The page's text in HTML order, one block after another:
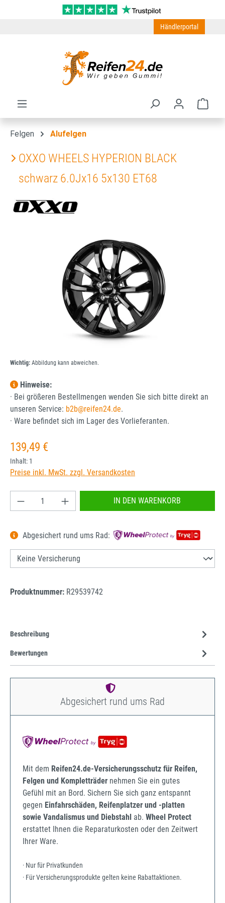
Zum Hauptinhalt springen
Händlerportal
Felgen Alufelgen
OXXO WHEELS HYPERION BLACK
schwarz 6.0Jx16 5x130 ET68
Bildergalerie überspringen
Wichtig: Abbildung kann abweichen.
Hinweise:
· Bei größeren Bestellmengen wenden Sie sich bitte direkt an
unseren Service: b2b@reifen24.de.
· Ware befindet sich im Lager des Vorlieferanten.
Regulärer Preis:
139,49 €
Inhalt: 1
Preise inkl. MwSt. zzgl. Versandkosten
Produkt Anzahl: Gib den gewünschten Wert
IN DEN WARENKORB
Abgesichert rund ums Rad:
Produktnummer: R29539742
Beschreibung
Bewertungen
Abgesichert rund ums Rad
Mit dem Reifen24.de-Versicherungsschutz für Reifen,
Felgen und Kompletträder nehmen Sie ein gutes
Gefühl mit an Bord. Sichern Sie sich ganz entspannt
gegen Einfahrschäden, Reifenplatzer und -platten
sowie Vandalismus und Diebstahl ab. Wheel Protect
erstattet Ihnen die Reparaturkosten oder den Zeitwert
Ihrer Ware.
· Nur für Privatkunden
· Für Versicherungsprodukte gelten keine Rabattaktionen.